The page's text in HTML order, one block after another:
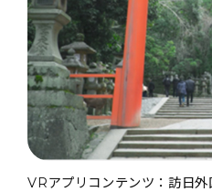
VRアプリコンテンツ：訪日